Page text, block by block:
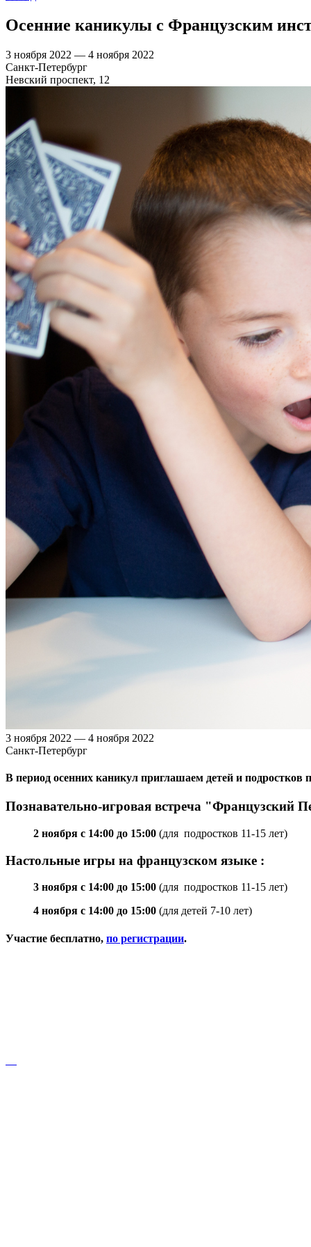
Осенние каникулы с Французским
3 ноября 2022 — 4 ноября 2022
Санкт-Петербург
Невский проспект, 12
3 ноября 2022 — 4 ноября 2022
Санкт-Петербург
В период осенних каникул приглашаем детей и подростков
Познавательно-игровая встреча "Французский
2 ноября c 14:00 до 15:00 (для подростков 11-15 лет)
Настольные игры на французском языке :
3 ноября c 14:00 до 15:00 (для подростков 11-15 лет)
4 ноября c 14:00 до 15:00 (для детей 7-10 лет)
Участие бесплатно, по регистрации.